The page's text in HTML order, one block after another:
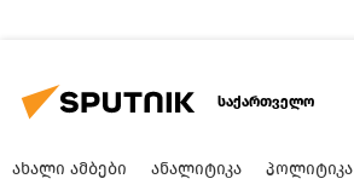
საქართველო
ᲐᲮᲐᲚᲘ ᲐᲛᲑᲔᲑᲘ ᲐᲜᲐᲚᲘᲢᲘᲙᲐ ᲞᲝᲚᲘᲢᲘᲙᲐ